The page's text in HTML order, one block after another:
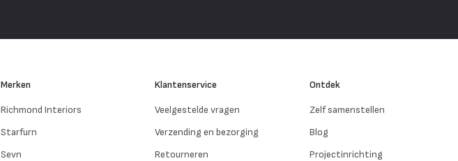
Merken
Richmond Interiors
Starfurn
Sevn
Klantenservice
Veelgestelde vragen
Verzending en bezorging
Retourneren
Ontdek
Zelf samenstellen
Blog
Projectinrichting